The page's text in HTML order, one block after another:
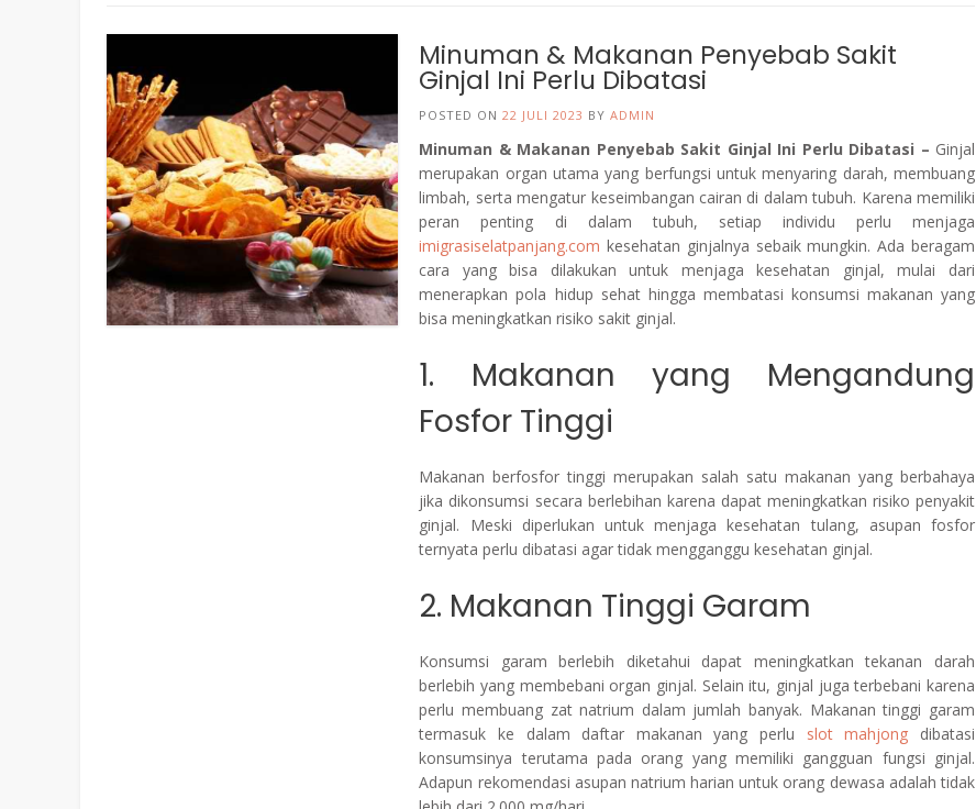
Minuman & Makanan Penyebab Sakit
Ginjal Ini Perlu Dibatasi
POSTED ON22 JULI 2023 BYADMIN
Minuman & Makanan Penyebab Sakit Ginjal Ini Perlu Dibatasi – Ginjal
merupakan organ utama yang berfungsi untuk menyaring darah, membuang
limbah, serta mengatur keseimbangan cairan di dalam tubuh. Karena memiliki
peran penting di dalam tubuh, setiap individu perlu menjaga
imigrasiselatpanjang.com kesehatan ginjalnya sebaik mungkin. Ada beragam
cara yang bisa dilakukan untuk menjaga kesehatan ginjal, mulai dari
menerapkan pola hidup sehat hingga membatasi konsumsi makanan yang
bisa meningkatkan risiko sakit ginjal.
1. Makanan yang Mengandung
Fosfor Tinggi
Makanan berfosfor tinggi merupakan salah satu makanan yang berbahaya
jika dikonsumsi secara berlebihan karena dapat meningkatkan risiko penyakit
ginjal. Meski diperlukan untuk menjaga kesehatan tulang, asupan fosfor
ternyata perlu dibatasi agar tidak mengganggu kesehatan ginjal.
2. Makanan Tinggi Garam
Konsumsi garam berlebih diketahui dapat meningkatkan tekanan darah
berlebih yang membebani organ ginjal. Selain itu, ginjal juga terbebani karena
perlu membuang zat natrium dalam jumlah banyak. Makanan tinggi garam
termasuk ke dalam daftar makanan yang perlu slot mahjong dibatasi
konsumsinya terutama pada orang yang memiliki gangguan fungsi ginjal.
Adapun rekomendasi asupan natrium harian untuk orang dewasa adalah tidak